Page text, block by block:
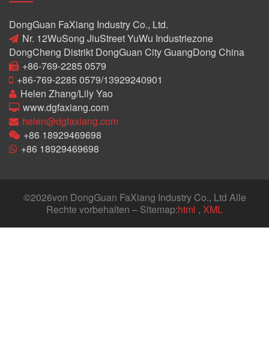
DongGuan FaXiang Industry Co., Ltd.
Nr. 12WuSong JiuStreet YuWu Industriezone
DongCheng Distrikt DongGuan City GuangDong China
+86-769-2285 0579
+86-769-2285 0579/13929240901
Helen Zhang/Lily Yao
www.dgfaxiang.com
helen@dgfaxiang.com
+86 18929469698
+86 18929469698
©2026von DongGuan FaXiang Industry Co., Ltd Alle
Rechte vorbehalten – Sitemap:html , XML